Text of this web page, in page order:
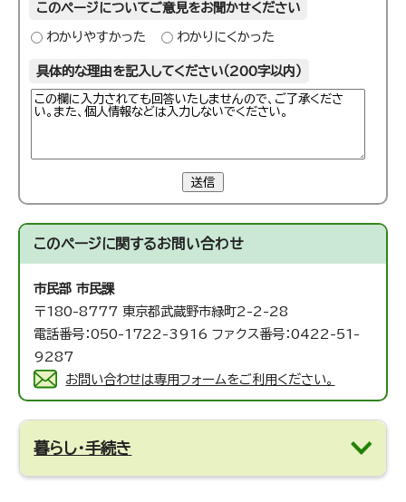
このページについてご意見をお聞かせください
わかりやすかった わかりにくかった
具体的な理由を記入してください（200字以内）
送信
このページに関するお問い合わせ
市民部 市民課
〒180-8777 東京都武蔵野市緑町2-2-28
電話番号：050-1722-3916 ファクス番号：0422-51-
9287
お問い合わせは専用フォームをご利用ください。
暮らし・手続き